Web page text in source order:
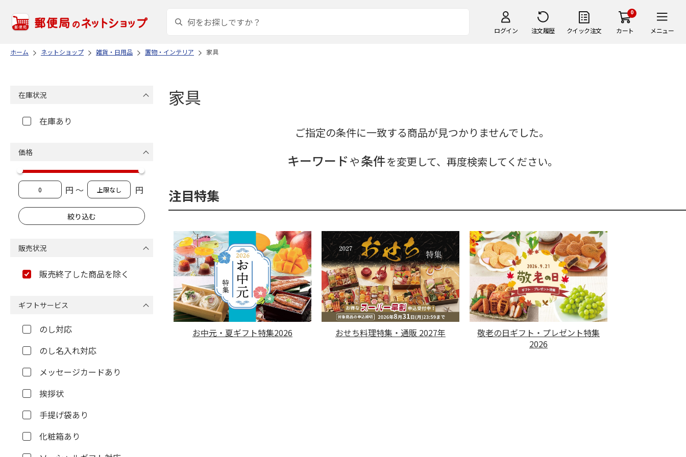
ログイン 注文履歴 クイック注文
0
カート メニュー
ホーム ネットショップ 雑貨・日用品 置物・インテリア 家具
家具
ご指定の条件に一致する商品が見つかりませんでした。
キーワードや条件を変更して、再度検索してください。
注目特集
お中元・夏ギフト特集2026 おせち料理特集・通販 2027年
敬老の日ギフト・プレゼント特集
2026
在庫状況
在庫あり
価格
円 ～ 円
販売状況
販売終了した商品を除く
ギフトサービス
のし対応
のし名入れ対応
メッセージカードあり
挨拶状
手提げ袋あり
化粧箱あり